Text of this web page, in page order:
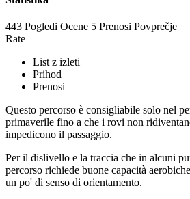
443 Pogledi Ocene 5 Prenosi Povprečje
Rate
List z izleti
Prihod
Prenosi
Questo percorso è consigliabile solo nel
primaverile fino a che i rovi non
impedicono il passaggio.
Per il dislivello e la traccia che in alcuni
percorso richiede buone capacità
un po' di senso di orientamento.